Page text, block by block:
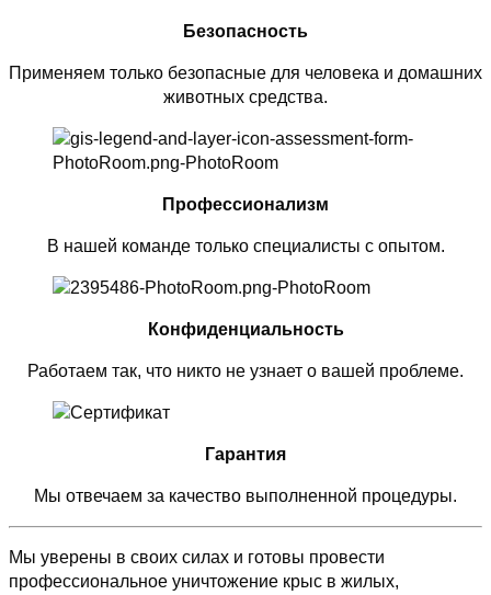
Безопасность
Применяем только безопасные для человека и домашних
животных средства.
Профессионализм
В нашей команде только специалисты с опытом.
Конфиденциальность
Работаем так, что никто не узнает о вашей проблеме.
Гарантия
Мы отвечаем за качество выполненной процедуры.
Мы уверены в своих силах и готовы провести
профессиональное уничтожение крыс в жилых,